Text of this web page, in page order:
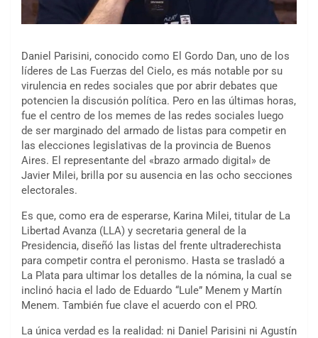
Daniel Parisini, conocido como El Gordo Dan, uno de los
líderes de Las Fuerzas del Cielo, es más notable por su
virulencia en redes sociales que por abrir debates que
potencien la discusión política. Pero en las últimas horas,
fue el centro de los memes de las redes sociales luego
de ser marginado del armado de listas para competir en
las elecciones legislativas de la provincia de Buenos
Aires. El representante del «brazo armado digital» de
Javier Milei, brilla por su ausencia en las ocho secciones
electorales.
Es que, como era de esperarse, Karina Milei, titular de La
Libertad Avanza (LLA) y secretaria general de la
Presidencia, diseñó las listas del frente ultraderechista
para competir contra el peronismo. Hasta se trasladó a
La Plata para ultimar los detalles de la nómina, la cual se
inclinó hacia el lado de Eduardo “Lule” Menem y Martín
Menem. También fue clave el acuerdo con el PRO.
La única verdad es la realidad: ni Daniel Parisini ni Agustín